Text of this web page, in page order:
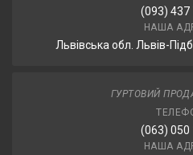
(093) 437
НАША
Львівська обл. Львів-
ГУРТОВИЙ
(063) 050
НАША